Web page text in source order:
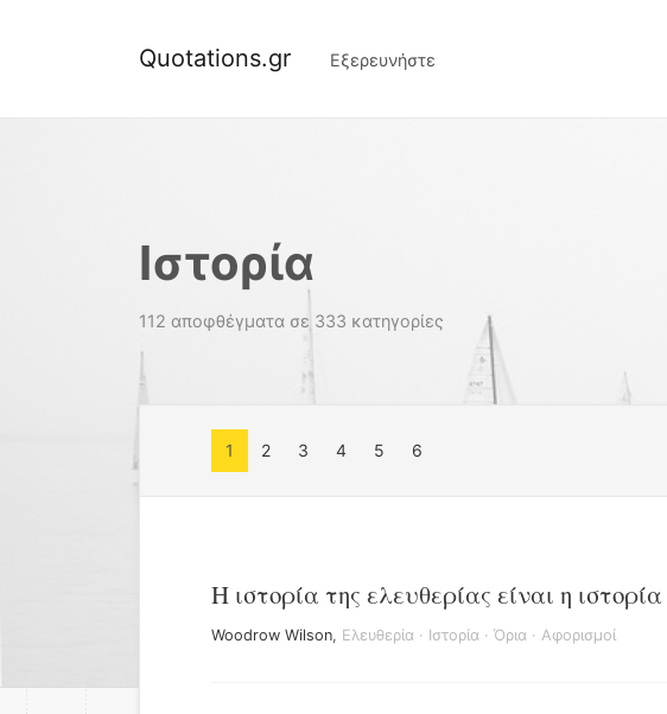
Quotations.gr Εξερευνήστε
Ιστορία
112 αποφθέγματα σε 333 κατηγορίες
1 2 3 4 5 6
Η ιστορία της ελευθερίας είναι η
Woodrow Wilson, Ελευθερία · Ιστορία · Όρια · Αφορισμοί